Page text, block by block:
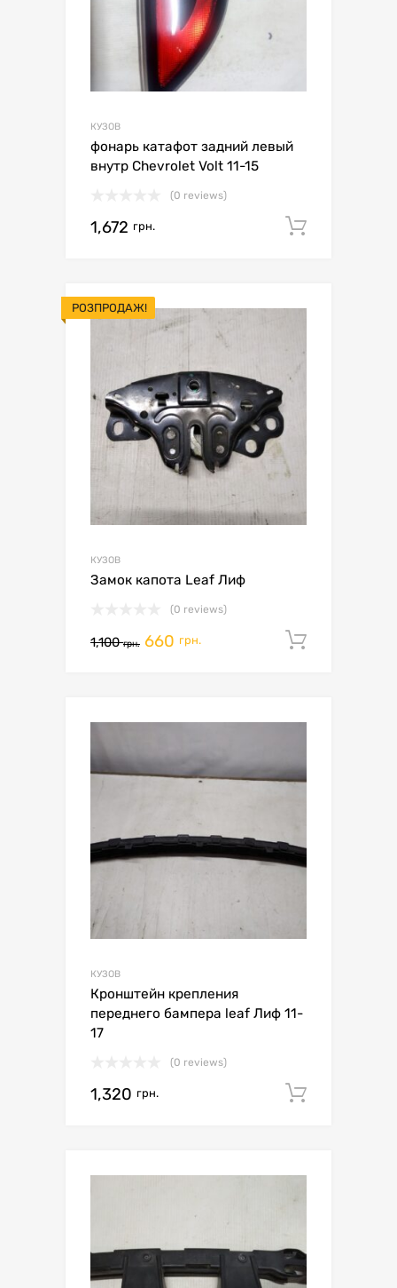
КУЗОВ
фонарь катафот задний левый
внутр Chevrolet Volt 11-15
(0 reviews)
1,672 грн.
РОЗПРОДАЖ!
КУЗОВ
Замок капота Leaf Лиф
(0 reviews)
1,100грн. 660 грн.
КУЗОВ
Кронштейн крепления
переднего бампера leaf Лиф 11-
17
(0 reviews)
1,320 грн.